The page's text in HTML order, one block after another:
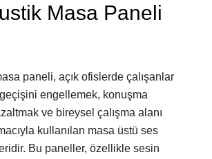
Masa Paneli
paneli, açık ofislerde çalışanlar
engellemek, konuşma
ve bireysel çalışma alanı
kullanılan masa üstü ses
Bu paneller, özellikle sesin